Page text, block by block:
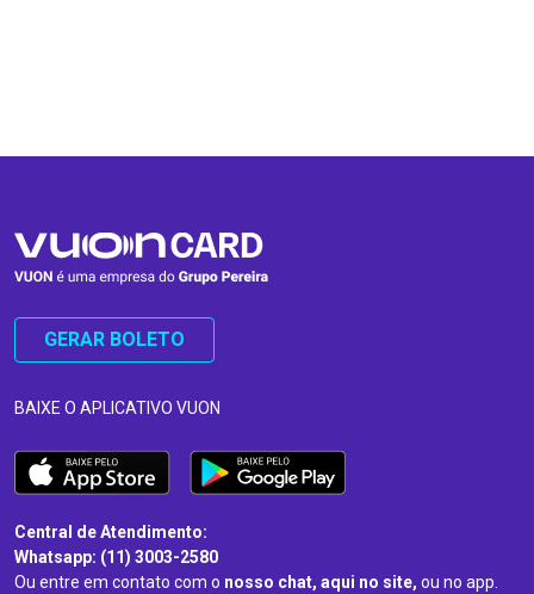
GERAR BOLETO
BAIXE O APLICATIVO VUON
Central de Atendimento:
Whatsapp: (11) 3003-2580
Ou entre em contato com o nosso chat, aqui no site, ou no app.